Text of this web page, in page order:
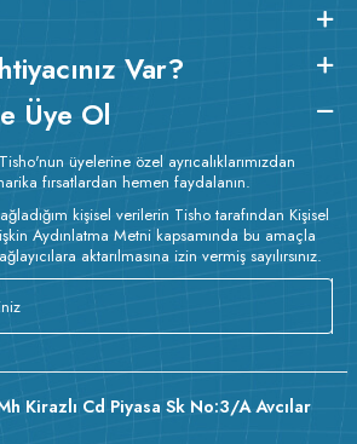
Var?
Üye Ol
üyelerine özel ayrıcalıklarımızdan
fırsatlardan hemen faydalanın.
kişisel verilerin Tisho tarafından Kişisel
Aydınlatma Metni kapsamında bu amaçla
aktarılmasına izin vermiş sayılırsınız.
Kirazlı Cd Piyasa Sk No:3/A Avcılar